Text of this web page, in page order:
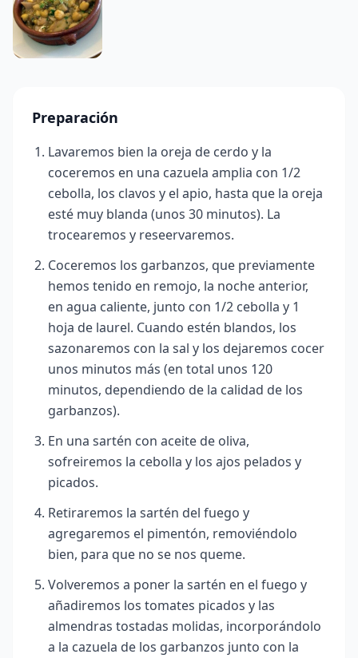
Preparación
Lavaremos bien la oreja de cerdo y la
coceremos en una cazuela amplia con 1/2
cebolla, los clavos y el apio, hasta que la oreja
esté muy blanda (unos 30 minutos). La
trocearemos y reseervaremos.
Coceremos los garbanzos, que previamente
hemos tenido en remojo, la noche anterior,
en agua caliente, junto con 1/2 cebolla y 1
hoja de laurel. Cuando estén blandos, los
sazonaremos con la sal y los dejaremos cocer
unos minutos más (en total unos 120
minutos, dependiendo de la calidad de los
garbanzos).
En una sartén con aceite de oliva,
sofreiremos la cebolla y los ajos pelados y
picados.
Retiraremos la sartén del fuego y
agregaremos el pimentón, removiéndolo
bien, para que no se nos queme.
Volveremos a poner la sartén en el fuego y
añadiremos los tomates picados y las
almendras tostadas molidas, incorporándolo
a la cazuela de los garbanzos junto con la